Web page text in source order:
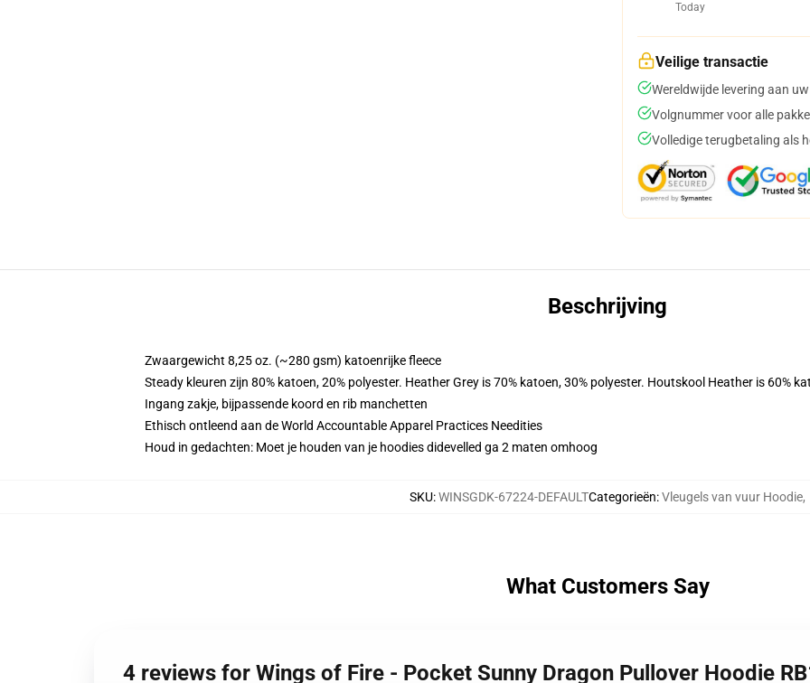
Today
Veilige transactie
Wereldwijde levering aan
Volgnummer voor alle
Volledige terugbetaling als
Beschrijving
Zwaargewicht 8,25 oz. (~280 gsm) katoenrijke fleece
Steady kleuren zijn 80% katoen, 20% polyester. Heather Grey is 70% katoen, 30% polyester. Houtskool Heather is 60%
Ingang zakje, bijpassende koord en rib manchetten
Ethisch ontleend aan de World Accountable Apparel Practices Needities
Houd in gedachten: Moet je houden van je hoodies didevelled ga 2 maten omhoog
SKU:WINSGDK-67224-DEFAULTCategorieën:Vleugels van vuur Hoodie,
What Customers Say
4 reviews for Wings of Fire - Pocket Sunny Dragon Pullover Hoodie